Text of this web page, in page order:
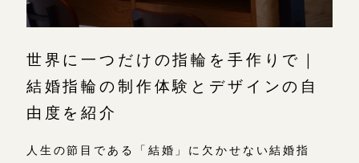
世界に一つだけの指輪を手作りで｜
結婚指輪の制作体験とデザインの自
由度を紹介
人生の節目である「結婚」に欠かせない結婚指